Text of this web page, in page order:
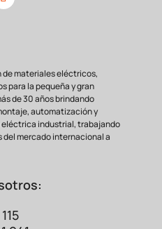
instantáneasin
el cable conductor
en cuadros
de materiales eléctricos,
para la pequeña y gran
de 30 años brindando
automatización y
industrial, trabajando
del mercado internacional a